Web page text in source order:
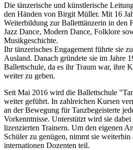
Die tänzerische und künstlerische
den Händen von Birgit Müller. Mit 16
Weiterbildung zur Balletttänzerin in den
Jazz Dance, Modern Dance, Folklore
Musikgeschichte.
Ihr tänzerisches Engagement führte sie
Ausland. Danach gründete sie im Jahre
Ballettschule, da es ihr Traum war, ihre
weiter zu geben.
Seit Mai 2016 wird die Ballettschule
weiter geführt. In zahlreichen Kursen
an der Bewegung fürTanzbegeisterte
Vorkenntnisse. Unterstützt wird sie dabei
lizenzierten Trainern. Um den eigenen
Schüler zu genügen, nimmt sie weiterhin
internationen Dozenten teil.